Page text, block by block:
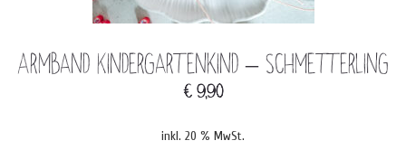
Armband Kindergartenkind – Schmetterling
€ 9,90
inkl. 20 % MwSt.